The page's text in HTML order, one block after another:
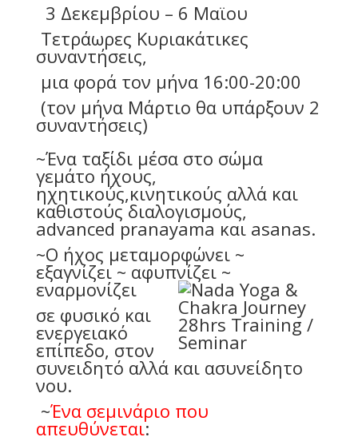
3 Δεκεμβρίου – 6 Μαϊου
Τετράωρες Κυριακάτικες
συναντήσεις,
μια φορά τον μήνα 16:00-20:00
(τον μήνα Μάρτιο θα υπάρξουν 2
συναντήσεις)
~Ένα ταξίδι μέσα στο σώμα
γεμάτο ήχους,
ηχητικούς,κινητικούς αλλά και
καθιστούς διαλογισμούς,
advanced pranayama και asanas.
~O ήχος μεταμορφώνει ~
εξαγνίζει ~ αφυπνίζει ~
εναρμονίζει
σε φυσικό και
ενεργειακό
επίπεδο, στον
συνειδητό αλλά και ασυνείδητο
νου.
~Ένα σεμινάριο που
απευθύνεται: